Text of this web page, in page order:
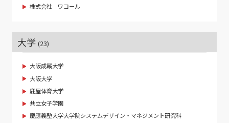
株式会社 ワコール
大学 (23)
大阪成蹊大学
大阪大学
鹿屋体育大学
共立女子学園
慶應義塾大学大学院システムデザイン・マネジメント研究科